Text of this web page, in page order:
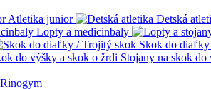
Atletika junior Detská
Lopty a medicinbaly
Skok do
Stojany na skok